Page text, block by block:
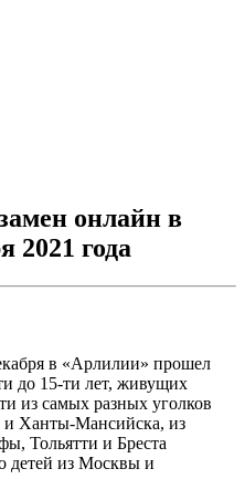
онлайн в
2021 года
в «Арлилии» прошел
до 15-ти лет, живущих
из самых разных уголков
и Ханты-Мансийска, из
Тольятти и Бреста
детей из Москвы и